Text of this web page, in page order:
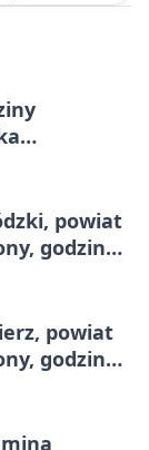
powiat
godziny
powiat
godziny